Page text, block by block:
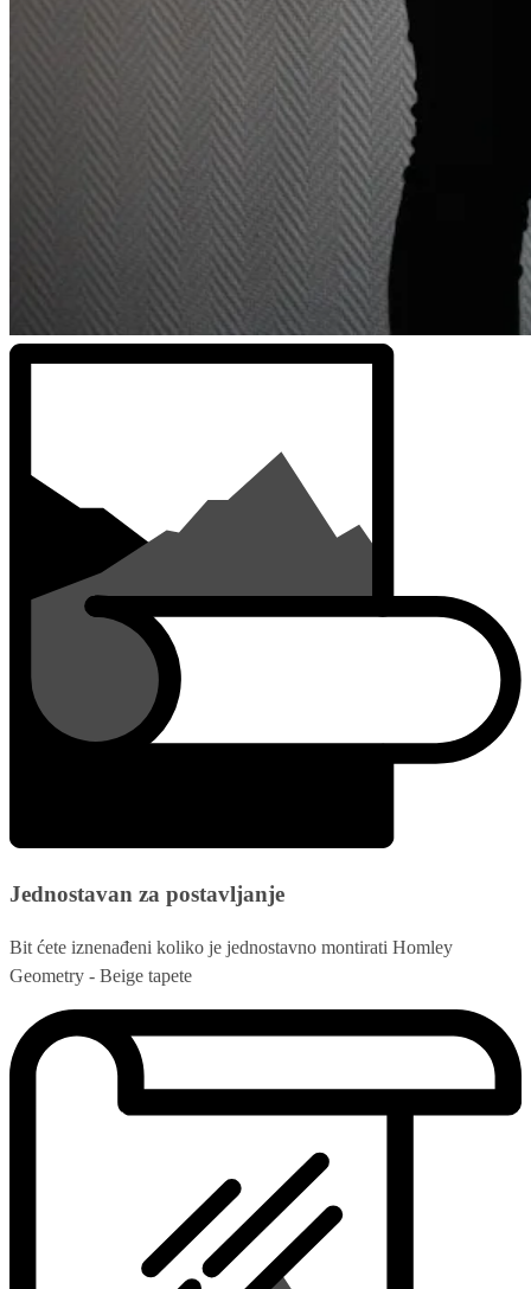
Jednostavan za postavljanje
Bit ćete iznenađeni koliko je jednostavno montirati Homley
Geometry - Beige tapete